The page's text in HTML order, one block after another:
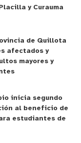
distintas
es que
con distintos
mezcla refleja
la paz y la
la frescura, la
y Curauma
de Quillota
afectados y
mayores y
inicia segundo
al beneficio de
estudiantes de